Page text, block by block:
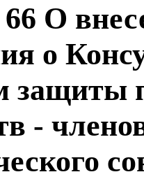
О
о
защиты
-